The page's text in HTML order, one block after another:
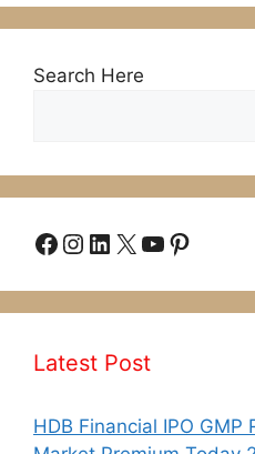
Search Here
Facebook
Instagram
LinkedIn
X YouTube
Latest Post
HDB Financial IPO GMP